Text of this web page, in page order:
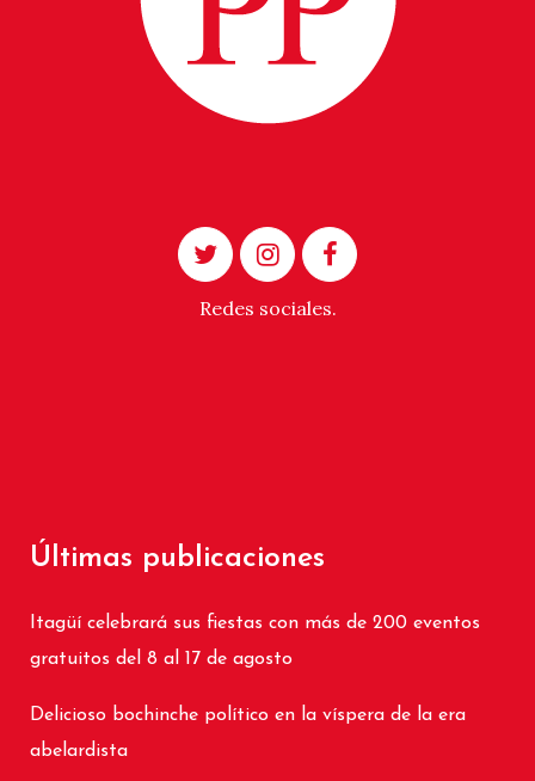
Redes sociales.
Últimas publicaciones
Itagüí celebrará sus fiestas con más de 200 eventos
gratuitos del 8 al 17 de agosto
Delicioso bochinche político en la víspera de la era
abelardista